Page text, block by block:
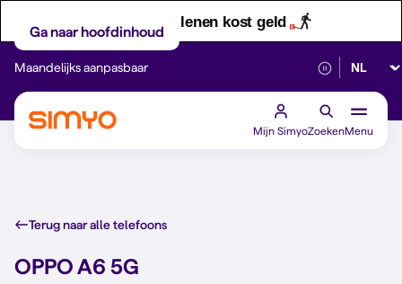
Let op! Geld lenen kost geld
Ga naar hoofdinhoud
Maandelijks aanpasbaar Betrouwbaar
Mijn SimyoZoekenMenu
Terug naar alle telefoons
OPPO A6 5G